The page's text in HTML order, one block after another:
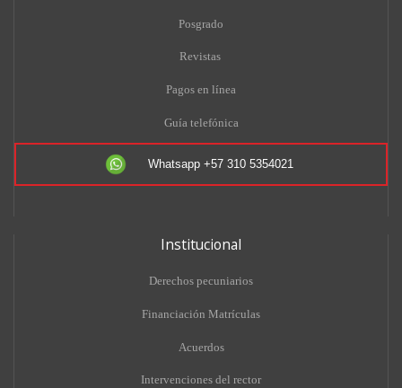
Posgrado
Revistas
Pagos en línea
Guía telefónica
Whatsapp +57 310 5354021
Institucional
Derechos pecuniarios
Financiación Matrículas
Acuerdos
Intervenciones del rector